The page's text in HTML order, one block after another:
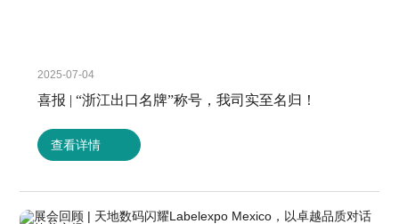
2025-07-04
喜报 | “浙江出口名牌”称号，我司实至名归！
查看详情